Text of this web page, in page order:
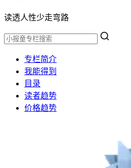
读透人性少走弯路
专栏简介
我能得到
目录
读者趋势
价格趋势